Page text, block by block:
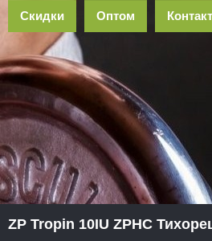
Скидки Оптом
ZP Tropin 10IU ZPHC